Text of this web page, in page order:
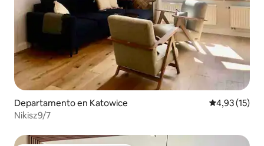
Departamento en Katowice Calificación
4,93 (15)
Nikisz9/7